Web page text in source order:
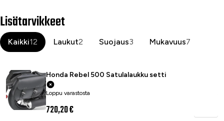
Lisätarvikkeet
Kaikki12 Laukut2 Suojaus3 Mukavuus7
Honda Rebel 500 Satulalaukku setti
Loppu varastosta
720,20 €